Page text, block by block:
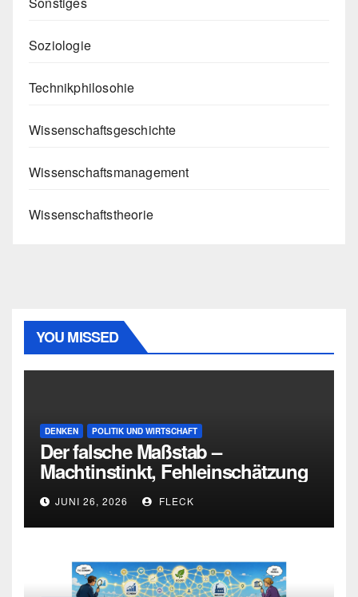
Soziologie
Technikphilosohie
Wissenschaftsgeschichte
Wissenschaftsmanagement
Wissenschaftstheorie
YOU MISSED
DENKEN POLITIK UND WIRTSCHAFT
Der falsche Maßstab –
Machtinstinkt, Fehleinschätzung
und die Grenzen intellektueller
Urteilskraft
JUNI 26, 2026 FLECK